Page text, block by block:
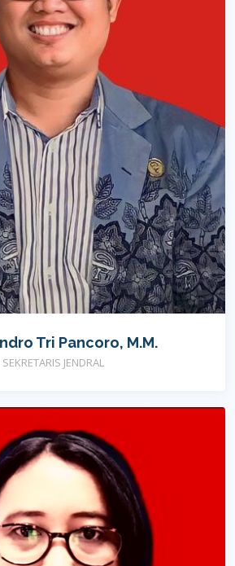
Tri Pancoro, M.M.
SEKRETARIS JENDRAL